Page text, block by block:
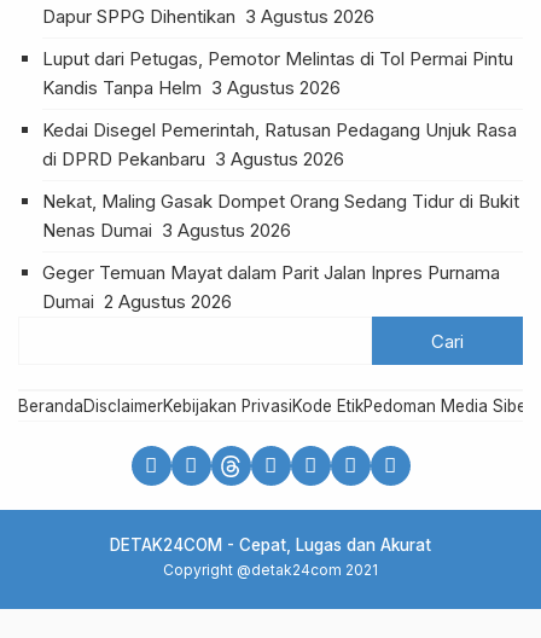
Dapur SPPG Dihentikan 3 Agustus 2026
Luput dari Petugas, Pemotor Melintas di Tol Permai Pintu
Kandis Tanpa Helm 3 Agustus 2026
Kedai Disegel Pemerintah, Ratusan Pedagang Unjuk Rasa
di DPRD Pekanbaru 3 Agustus 2026
Nekat, Maling Gasak Dompet Orang Sedang Tidur di Bukit
Nenas Dumai 3 Agustus 2026
Geger Temuan Mayat dalam Parit Jalan Inpres Purnama
Dumai 2 Agustus 2026
BerandaDisclaimerKebijakan PrivasiKode EtikPedoman Media Siber
DETAK24COM - Cepat, Lugas dan Akurat
Copyright @detak24com 2021